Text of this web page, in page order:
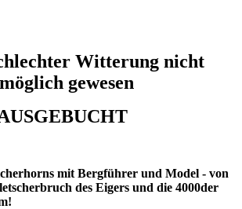
Witterung nicht
möglich gewesen
mit Bergführer und Model - von
des Eigers und die 4000der